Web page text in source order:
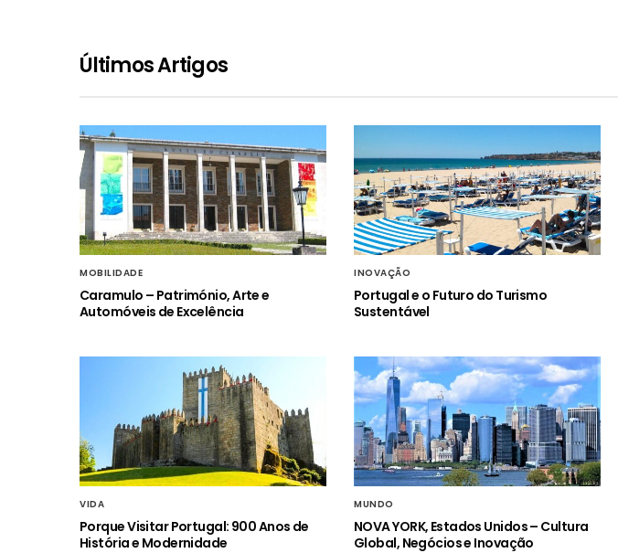
Últimos Artigos
MOBILIDADE
Caramulo – Património, Arte e
Automóveis de Excelência
INOVAÇÃO
Portugal e o Futuro do Turismo
Sustentável
VIDA
Porque Visitar Portugal: 900 Anos de
História e Modernidade
MUNDO
NOVA YORK, Estados Unidos – Cultura
Global, Negócios e Inovação